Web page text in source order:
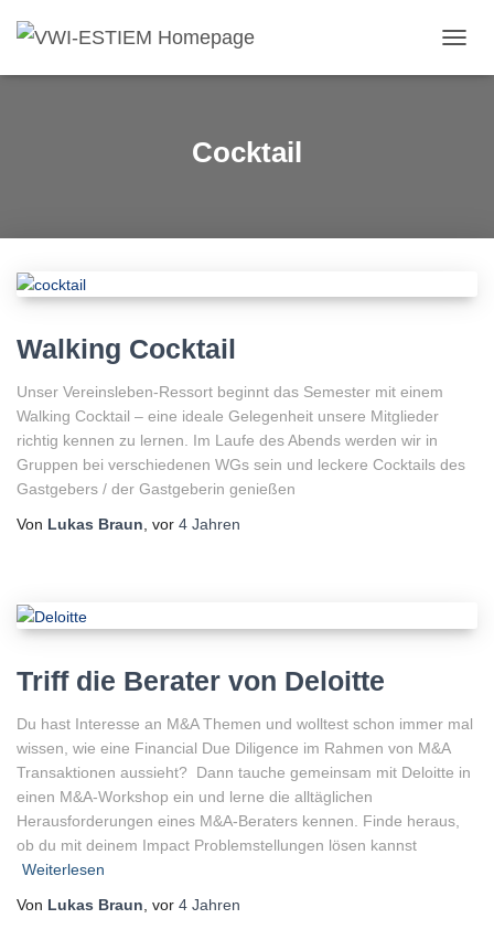
Cocktail
Walking Cocktail
Unser Vereinsleben-Ressort beginnt das Semester mit einem
Walking Cocktail – eine ideale Gelegenheit unsere Mitglieder
richtig kennen zu lernen. Im Laufe des Abends werden wir in
Gruppen bei verschiedenen WGs sein und leckere Cocktails des
Gastgebers / der Gastgeberin genießen
Von Lukas Braun, vor 4 Jahren
Triff die Berater von Deloitte
Du hast Interesse an M&A Themen und wolltest schon immer mal
wissen, wie eine Financial Due Diligence im Rahmen von M&A
Transaktionen aussieht? Dann tauche gemeinsam mit Deloitte in
einen M&A-Workshop ein und lerne die alltäglichen
Herausforderungen eines M&A-Beraters kennen. Finde heraus,
ob du mit deinem Impact Problemstellungen lösen kannst
Weiterlesen
Von Lukas Braun , vor 4 Jahren